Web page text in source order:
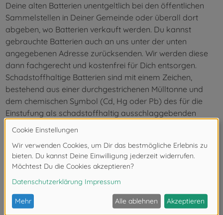
Deine alten Batterien unentgeltlich bei den öffentlichen
Sammelstellen in Deiner Gemeinde oder überall dort
abgeben, wo Batterien verkauft werden. Du kannst
gebrauchte Batterien auch an uns unter der unten
angegebenen Adresse zurücksenden. Wir werden diese
dann fachgerecht und kostenfrei für Dich entsorgen.
Schadstoffhaltige Batterien sind mit einem Zeichen,
bestehend aus einer durchgestrichenen Mülltonne und
dem chemischen Symbol (Cd, Hg oder Pb) des für die
Einstufung als schadstoffhaltig ausschlaggebenden
Schwermetalls versehen.
SIMBA-DICKIE-GROUP GmbH
Mittlere-Motsch-Straße 9
96515 Sonneberg